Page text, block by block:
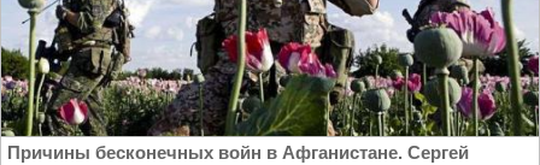
Причины бесконечных войн в Афганистане. Сергей